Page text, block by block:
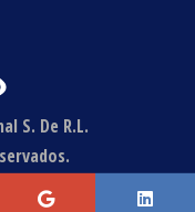
S. De R.L.